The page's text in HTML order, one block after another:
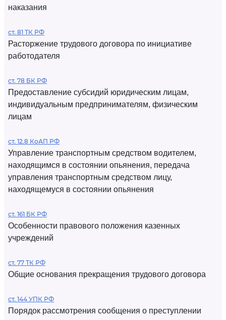
наказания
ст. 81 ТК РФ
Расторжение трудового договора по инициативе
работодателя
ст. 78 БК РФ
Предоставление субсидий юридическим лицам,
индивидуальным предпринимателям, физическим
лицам
ст. 12.8 КоАП РФ
Управление транспортным средством водителем,
находящимся в состоянии опьянения, передача
управления транспортным средством лицу,
находящемуся в состоянии опьянения
ст. 161 БК РФ
Особенности правового положения казенных
учреждений
ст. 77 ТК РФ
Общие основания прекращения трудового договора
ст. 144 УПК РФ
Порядок рассмотрения сообщения о преступлении